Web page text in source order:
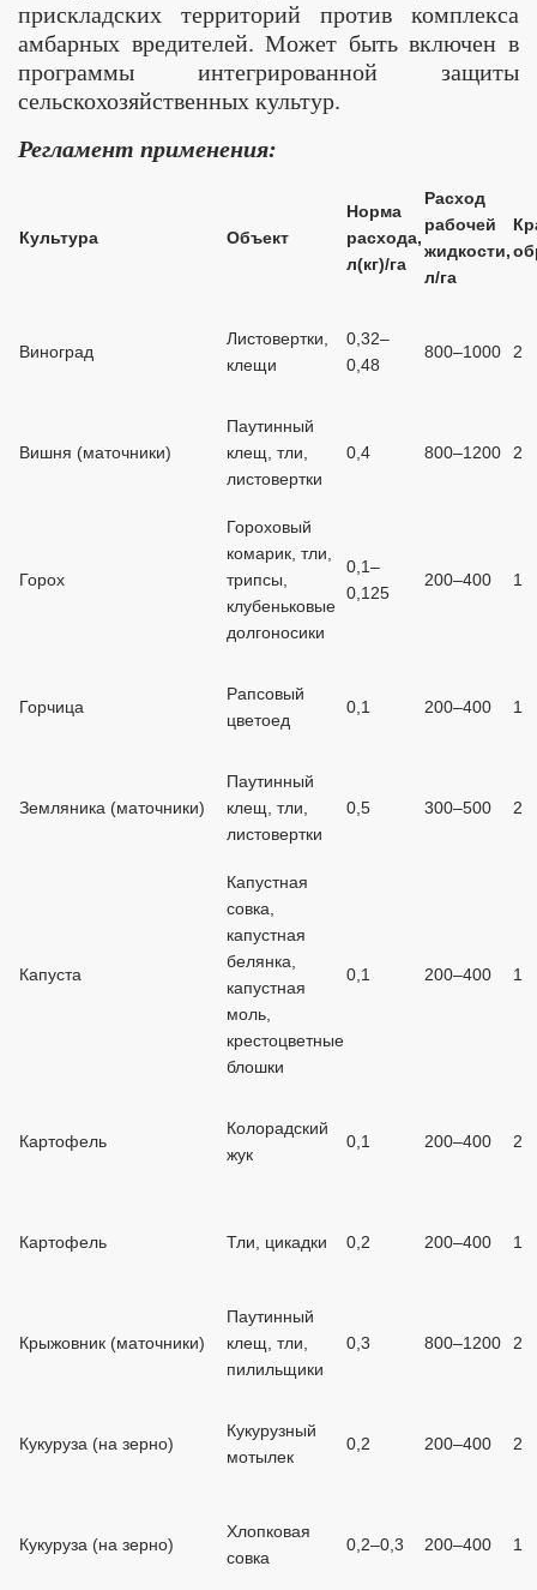
прискладских территорий против комплекса
амбарных вредителей. Может быть включен в
программы интегрированной защиты
сельскохозяйственных культур.
Регламент применения:
Культура Объект
Норма
расхода,
л(кг)/га
Расход
рабочей
жидкости,
л/га
Виноград
Листовертки,
клещи
0,32–
0,48
800–1000 2
Вишня (маточники)
Паутинный
клещ, тли,
листовертки
0,4 800–1200 2
Горох
Гороховый
комарик, тли,
трипсы,
клубеньковые
долгоносики
0,1–
0,125
200–400 1
Горчица
Рапсовый
цветоед
0,1 200–400 1
Земляника (маточники)
Паутинный
клещ, тли,
листовертки
0,5 300–500 2
Капуста
Капустная
совка,
капустная
белянка,
капустная
моль,
крестоцветные
блошки
0,1 200–400 1
Картофель
Колорадский
жук
0,1 200–400 2
Картофель Тли, цикадки 0,2 200–400 1
Крыжовник (маточники)
Паутинный
клещ, тли,
пилильщики
0,3 800–1200 2
Кукуруза (на зерно)
Кукурузный
мотылек
0,2 200–400 2
Кукуруза (на зерно)
Хлопковая
совка
0,2–0,3 200–400 1